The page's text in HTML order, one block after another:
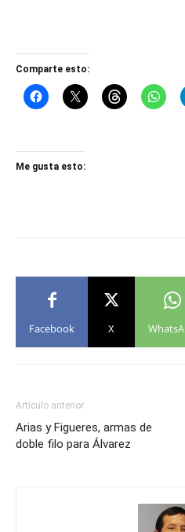
Comparte esto:
Me gusta esto:
Facebook X
Artículo anterior
Arias y Figueres, armas de
doble filo para Álvarez